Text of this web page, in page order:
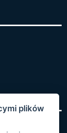
plików